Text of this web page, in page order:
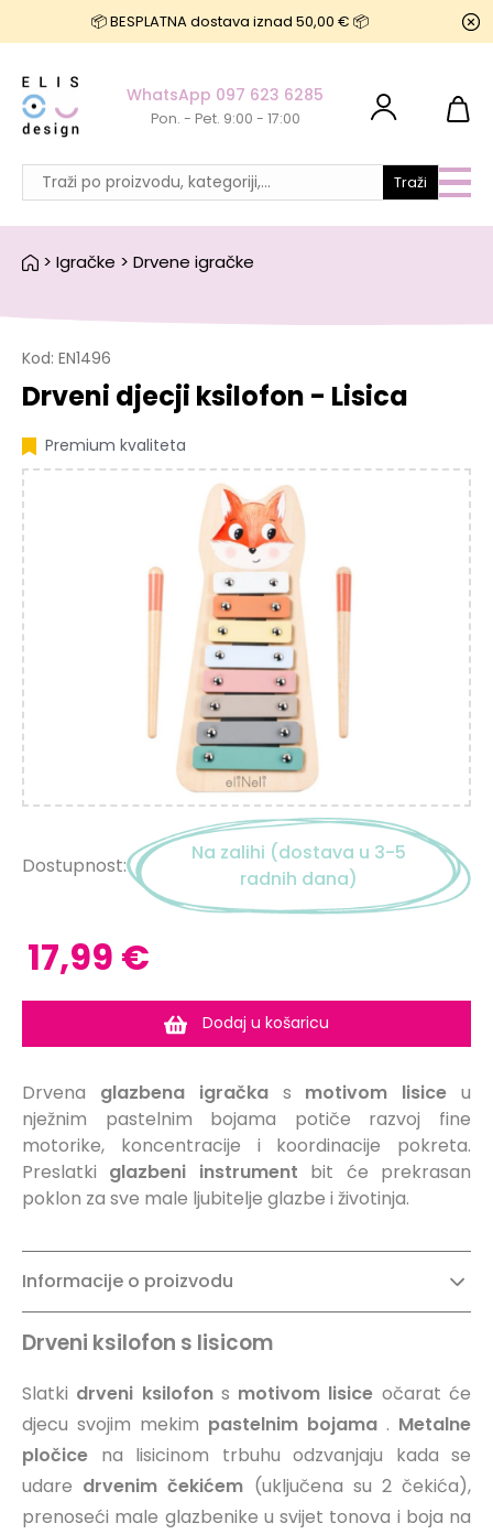
📦 BESPLATNA dostava iznad 50,00 € 📦
Traži
WhatsApp 097 623 6285
Pon. - Pet. 9:00 - 17:00
> Igračke > Drvene igračke
Kod: EN1496
Drveni djecji ksilofon - Lisica
Premium kvaliteta
Dostupnost:
Na zalihi (dostava u 3-5
radnih dana)
17,99 €
Dodaj u košaricu
Drvena glazbena igračkas motivom lisice u
nježnim pastelnim bojama potiče razvoj fine
motorike, koncentracije i koordinacije pokreta.
Preslatki glazbeni instrument bit će prekrasan
poklon za sve male ljubitelje glazbe i životinja.
Informacije o proizvodu
Drveni ksilofon s lisicom
Slatki drveni ksilofons motivom lisice očarat će
djecu svojim mekim pastelnim bojama . Metalne
pločice na lisicinom trbuhu odzvanjaju kada se
udare drvenim čekićem (uključena su 2 čekića),
prenoseći male glazbenike u svijet tonova i boja na